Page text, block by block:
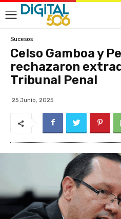
Sucesos
Celso Gamboa y
rechazaron
Tribunal Penal
25 Junio, 2025